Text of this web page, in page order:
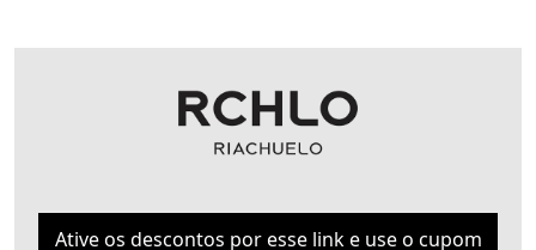
Ative os descontos por esse link e use o cupom